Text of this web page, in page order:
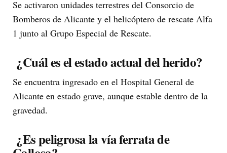
Se activaron unidades terrestres del Consorcio de
Bomberos de Alicante y el helicóptero de rescate Alfa
1 junto al Grupo Especial de Rescate.
¿Cuál es el estado actual del herido?
Se encuentra ingresado en el Hospital General de
Alicante en estado grave, aunque estable dentro de la
gravedad.
¿Es peligrosa la vía ferrata de